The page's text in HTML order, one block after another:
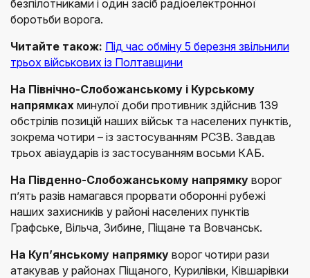
безпілотниками і один засіб радіоелектронної
боротьби ворога.
Читайте також: Під час обміну 5 березня звільнили
трьох військових із Полтавщини
На Північно-Слобожанському і Курському
напрямках минулої доби противник здійснив 139
обстрілів позицій наших військ та населених пунктів,
зокрема чотири – із застосуванням РСЗВ. Завдав
трьох авіаударів із застосуванням восьми КАБ.
На Південно-Слобожанському напрямку ворог
п’ять разів намагався прорвати оборонні рубежі
наших захисників у районі населених пунктів
Графське, Вільча, Зибине, Піщане та Вовчанськ.
На Куп’янському напрямку ворог чотири рази
атакував у районах Піщаного, Курилівки, Ківшарівки